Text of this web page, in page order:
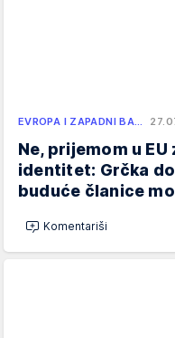
EVROPA I ZAPADNI BA…
Ne, prijemom u
identitet: Grčka
buduće članice
Komentariši